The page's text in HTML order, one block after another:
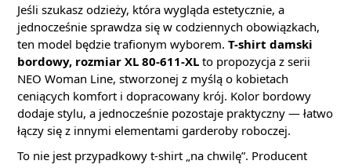
Jeśli szukasz odzieży, która wygląda estetycznie, a
jednocześnie sprawdza się w codziennych obowiązkach,
ten model będzie trafionym wyborem. T-shirt damski
bordowy, rozmiar XL 80-611-XL to propozycja z serii
NEO Woman Line, stworzonej z myślą o kobietach
ceniących komfort i dopracowany krój. Kolor bordowy
dodaje stylu, a jednocześnie pozostaje praktyczny — łatwo
łączy się z innymi elementami garderoby roboczej.
To nie jest przypadkowy t-shirt „na chwilę”. Producent